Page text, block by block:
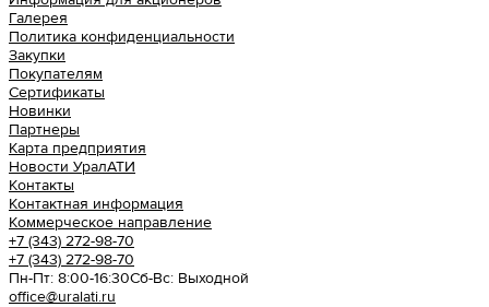
Галерея
Политика конфиденциальности
Закупки
Покупателям
Сертификаты
Новинки
Партнеры
Карта предприятия
Новости УралАТИ
Контакты
Контактная информация
Коммерческое направление
+7 (343) 272-98-70
+7 (343) 272-98-70
Пн-Пт: 8:00-16:30Cб-Вс: Выходной
office@uralati.ru